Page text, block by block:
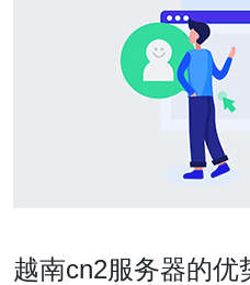
越南cn2服务器的优